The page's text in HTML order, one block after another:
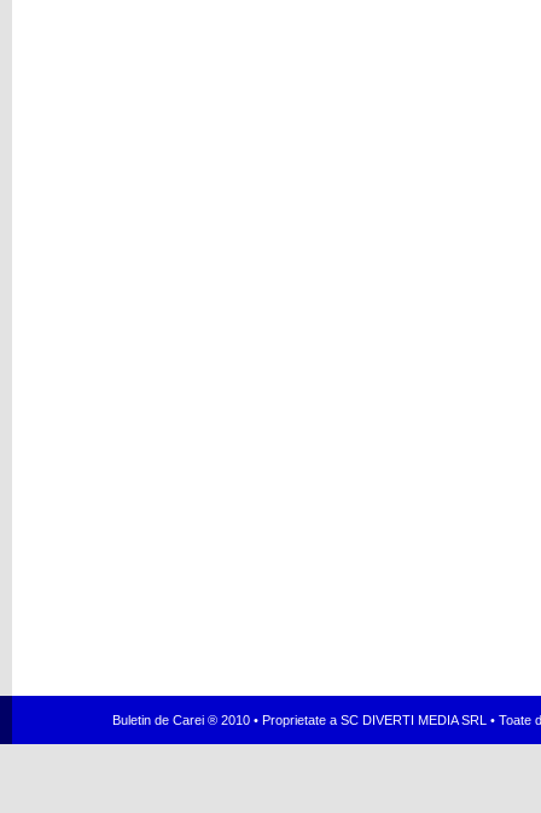
Buletin de Carei ® 2010 • Proprietate a SC DIVERTI MEDIA SRL •